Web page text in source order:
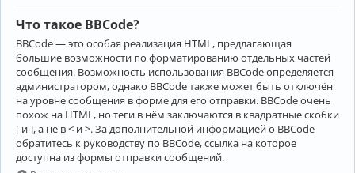
Что такое BBCode?
BBCode — это особая реализация HTML, предлагающая
большие возможности по форматированию отдельных частей
сообщения. Возможность использования BBCode определяется
администратором, однако BBCode также может быть отключён
на уровне сообщения в форме для его отправки. BBCode очень
похож на HTML, но теги в нём заключаются в квадратные скобки
[ и ], а не в < и >. За дополнительной информацией о BBCode
обратитесь к руководству по BBCode, ссылка на которое
доступна из формы отправки сообщений.